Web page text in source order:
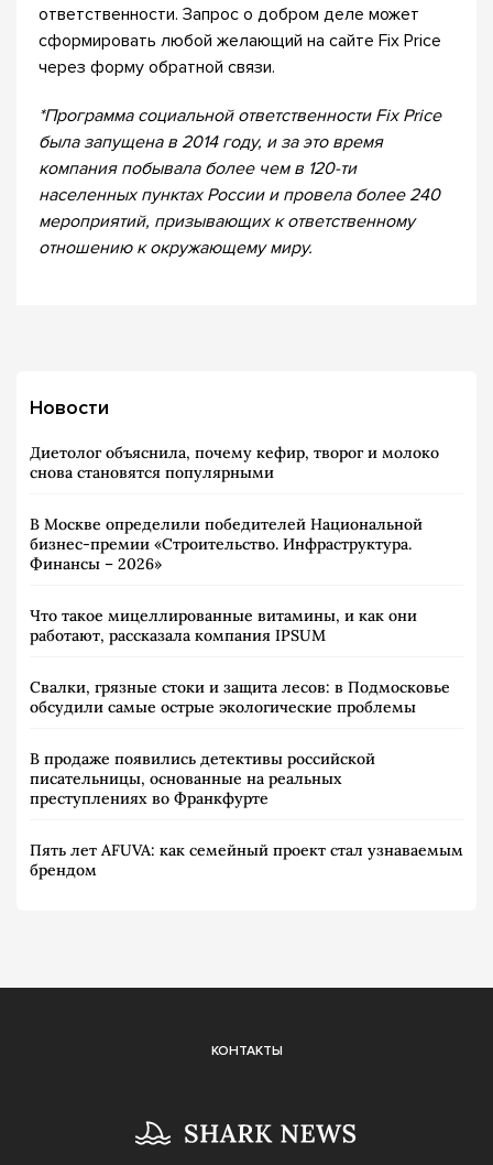
ответственности. Запрос о добром деле может
сформировать любой желающий на сайте Fix Price
через форму обратной связи.
*Программа социальной ответственности Fix Price
была запущена в 2014 году, и за это время
компания побывала более чем в 120-ти
населенных пунктах России и провела более 240
мероприятий, призывающих к ответственному
отношению к окружающему миру.
Новости
Диетолог объяснила, почему кефир, творог и молоко
снова становятся популярными
В Москве определили победителей Национальной
бизнес-премии «Строительство. Инфраструктура.
Финансы – 2026»
Что такое мицеллированные витамины, и как они
работают, рассказала компания IPSUM
Свалки, грязные стоки и защита лесов: в Подмосковье
обсудили самые острые экологические проблемы
В продаже появились детективы российской
писательницы, основанные на реальных
преступлениях во Франкфурте
Пять лет AFUVA: как семейный проект стал узнаваемым
брендом
КОНТАКТЫ